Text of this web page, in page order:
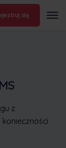
się
z